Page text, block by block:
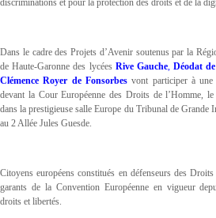
discriminations et pour la protection des droits et de la
Dans le cadre des Projets d’Avenir soutenus par la
de Haute-Garonne des lycées Rive Gauche,Déodat
Clémence Royer de Fonsorbes vont participer à
devant la Cour Européenne des Droits de l’Homme,
dans la prestigieuse salle Europe du Tribunal de Grande
au 2 Allée Jules Guesde.
Citoyens européens constitués en défenseurs des
garants de la Convention Européenne en vigueur
droits et libertés.